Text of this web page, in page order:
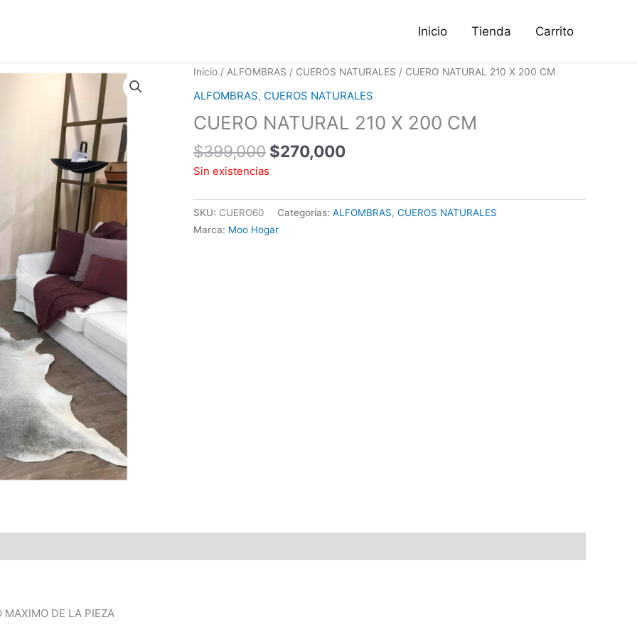
Inicio Tienda Carrito
Inicio / ALFOMBRAS / CUEROS NATURALES / CUERO NATURAL 210 X 200 CM
ALFOMBRAS, CUEROS NATURALES
CUERO NATURAL 210 X 200 CM
$399,000
El
precio
original
era:
$399,000.
$270,000
El
precio
actual
es:
Sin existencias
SKU: CUERO60 Categorías: ALFOMBRAS, CUEROS NATURALES
Marca: Moo Hogar
DE LA PIEZA